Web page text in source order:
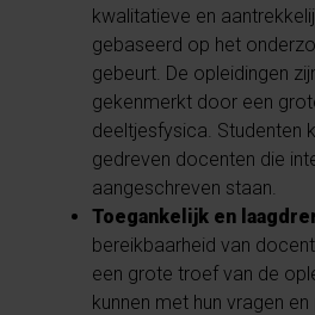
kwalitatieve en
gebaseerd op het
gebeurt. De opleidingen
gekenmerkt door een
deeltjesfysica. Studenten
gedreven docenten die
aangeschreven staan.
Toegankelijk en
bereikbaarheid van
een grote troef van de
kunnen met hun vragen